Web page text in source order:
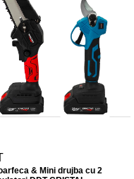
& Mini drujba cu 2